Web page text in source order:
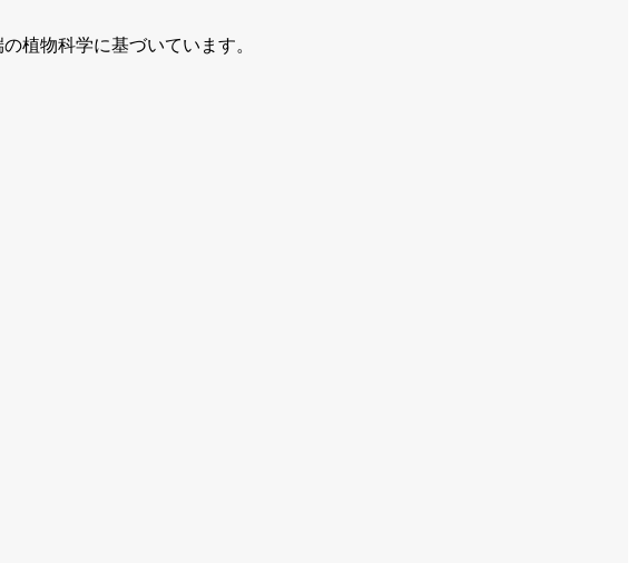
植物科学に基づいています。